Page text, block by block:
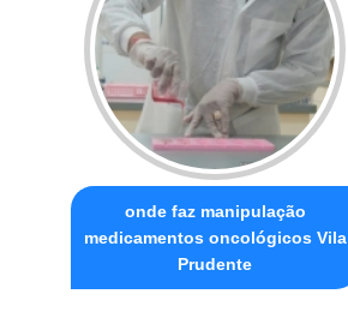
onde faz manipulação
medicamentos oncológicos Vila
Prudente